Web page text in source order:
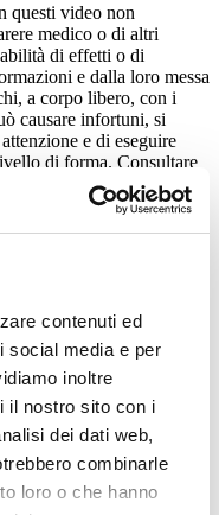
contenuti ed
social media e per
inoltre
il nostro sito con i
dei dati web,
combinarle
loro o che hanno
questi video non
medico o di altri
di effetti o di
e dalla loro messa
a corpo libero, con i
causare infortuni, si
e di eseguire
di forma. Consultare
qualsiasi forma di